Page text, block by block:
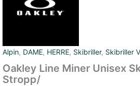
Alpin, DAME, HERRE, Skibriller, Skibriller
Oakley Line Miner Unisex
Stropp/